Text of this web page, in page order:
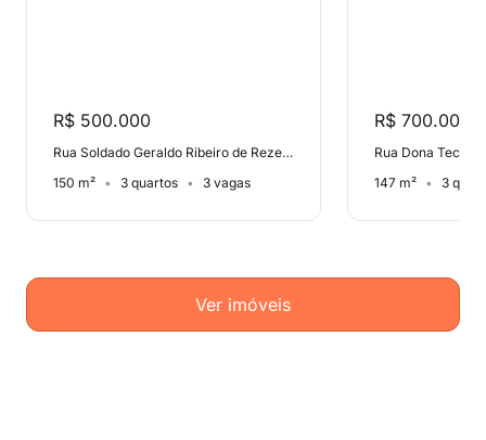
R$ 500.000
Rua Soldado Geraldo Ribeiro de Rezende, Jardim Leda
150 m²
3 quartos 3 vagas
R$ 700.000
147 m² 3
Ver imóveis